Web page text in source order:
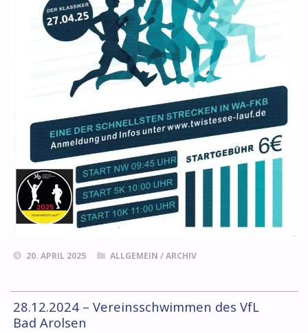
20. APRIL 2025 ALLGEMEIN /ARCHIV
28.12.2024 – Vereinsschwimmen des VfL
Bad Arolsen